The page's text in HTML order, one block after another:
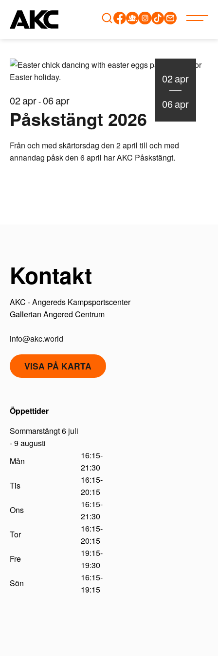
Gå
vidare
02apr
06apr
02apr- 06apr
Påskstängt 2026
Från och med skärtorsdag den 2 april till och med
annandag påsk den 6 april har AKC Påskstängt.
Kontakt
AKC - Angereds Kampsportscenter
Gallerian Angered Centrum
info@akc.world
VISA PÅ KARTA
Öppettider
Sommarstängt 6 juli
- 9 augusti
Mån
16:15-
21:30
Tis
16:15-
20:15
Ons
16:15-
21:30
Tor
16:15-
20:15
Fre
19:15-
19:30
Sön
16:15-
19:15